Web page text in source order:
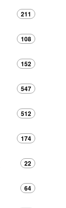
211
108
152
547
512
174
22
64